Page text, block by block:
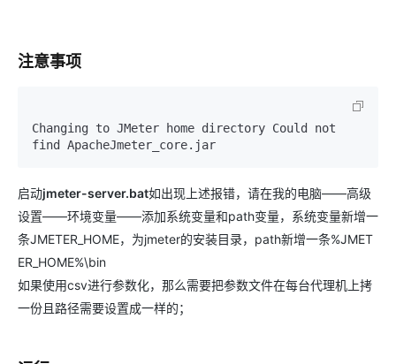
注意事项
Changing to JMeter home directory Could not
启动jmeter-server.bat如出现上述报错，请在我的电脑——高级
设置——环境变量——添加系统变量和path变量，系统变量新增一
条JMETER_HOME，为jmeter的安装目录，path新增一条%JMET
ER_HOME%\bin
如果使用csv进行参数化，那么需要把参数文件在每台代理机上拷
一份且路径需要设置成一样的；